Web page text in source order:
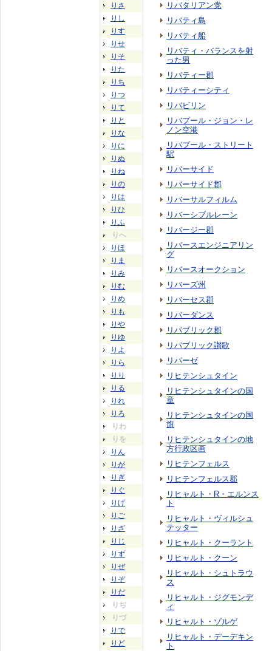
りさ
りし
りす
りせ
りそ
りた
りち
りつ
りて
りと
りな
りに
りぬ
りね
りの
りは
りひ
りふ
りへ
りほ
りま
りみ
りむ
りめ
りも
りや
りゆ
りよ
りら
りり
りる
りれ
りろ
りわ
りを
りん
りが
りぎ
りぐ
りげ
りご
りざ
りじ
りず
りぜ
りぞ
りだ
りぢ
りづ
りで
りど
リバタリアン党
リバティ島
リバティ船
リバティ・バランスを射
った男
リバティー郡
リバティーシティ
リバビリン
リバプール・ジョン・レ
ノン空港
リバプール・ストリート
駅
リバーサイド
リバーサイド郡
リバーサルフィルム
リバーシブルレーン
リバージー郡
リバースエンジニアリン
グ
リバースオークション
リバーズ州
リバーセス郡
リバーダンス
リパブリック郡
リパブリック讃歌
リパーゼ
リヒテンシュタイン
リヒテンシュタインの国
章
リヒテンシュタインの国
旗
リヒテンシュタインの地
方行政区画
リヒテンフェルス
リヒテンフェルス郡
リヒャルト・R・エルンス
ト
リヒャルト・ヴィルシュ
テッター
リヒャルト・クーラント
リヒャルト・クーン
リヒャルト・シュトラウ
ス
リヒャルト・ジグモンデ
ィ
リヒャルト・ゾルゲ
リヒャルト・デーデキン
ト